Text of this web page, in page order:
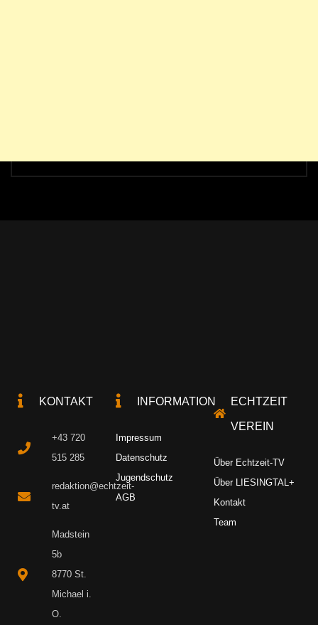
KONTAKT
+43 720
515 285
redaktion@echtzeit-
tv.at
Madstein
5b
8770 St.
Michael i.
O.
INFORMATION
Impressum
Datenschutz
Jugendschutz
AGB
ECHTZEIT
VEREIN
Über Echtzeit-TV
Über LIESINGTAL+
Kontakt
Team